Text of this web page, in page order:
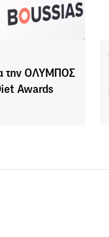
την ΟΛΥΜΠΟΣ
Awards